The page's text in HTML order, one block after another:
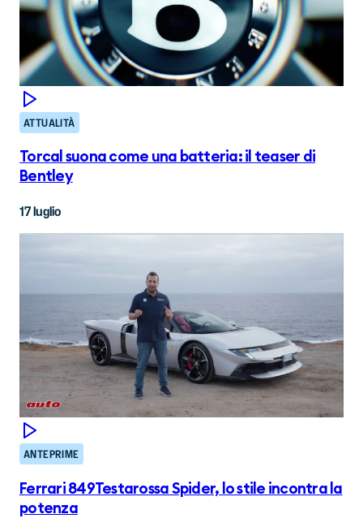
ATTUALITÀ
Torcal suona come una batteria: il teaser di
Bentley
17 luglio
ANTEPRIME
Ferrari 849Testarossa Spider, lo stile incontra la
potenza